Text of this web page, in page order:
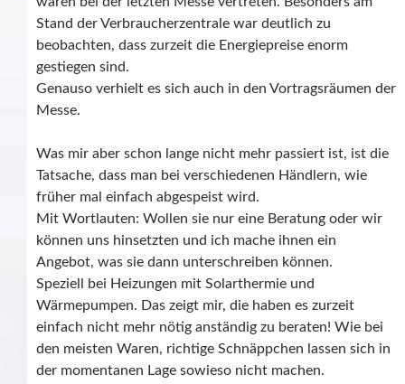
Stand der Verbraucherzentrale war deutlich zu
beobachten, dass zurzeit die Energiepreise enorm
gestiegen sind.
Genauso verhielt es sich auch in den Vortragsräumen der
Messe.
Was mir aber schon lange nicht mehr passiert ist, ist die
Tatsache, dass man bei verschiedenen Händlern, wie
früher mal einfach abgespeist wird.
Mit Wortlauten: Wollen sie nur eine Beratung oder wir
können uns hinsetzten und ich mache ihnen ein
Angebot, was sie dann unterschreiben können.
Speziell bei Heizungen mit Solarthermie und
Wärmepumpen. Das zeigt mir, die haben es zurzeit
einfach nicht mehr nötig anständig zu beraten! Wie bei
den meisten Waren, richtige Schnäppchen lassen sich in
der momentanen Lage sowieso nicht machen.